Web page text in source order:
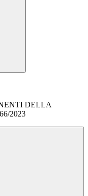
DELLA
2023